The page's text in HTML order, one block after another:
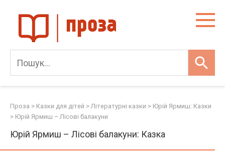
content
Проза > Казки для дітей > Літературні казки > Юрій Ярмиш: Казки
> Юрій Ярмиш – Лісові балакуни
Юрій Ярмиш – Лісові балакуни: Казка